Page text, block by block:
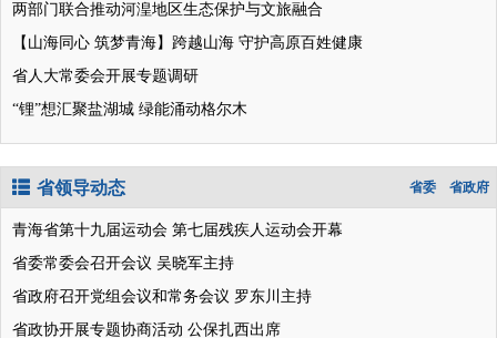
两部门联合推动河湟地区生态保护与文旅融合
【山海同心 筑梦青海】跨越山海 守护高原百姓健康
省人大常委会开展专题调研
“锂”想汇聚盐湖城 绿能涌动格尔木
省领导动态 省政府
省委
青海省第十九届运动会 第七届残疾人运动会开幕
省委常委会召开会议 吴晓军主持
省政府召开党组会议和常务会议 罗东川主持
省政协开展专题协商活动 公保扎西出席